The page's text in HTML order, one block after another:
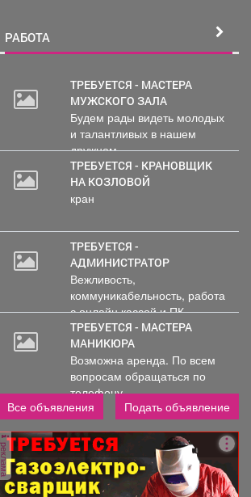
РАБОТА
ТРЕБУЕТСЯ - МАСТЕРА
МУЖСКОГО ЗАЛА
Будем рады видеть молодых
и талантливых в нашем
дружном...
ТРЕБУЕТСЯ - КРАНОВЩИК
НА КОЗЛОВОЙ
кран
ТРЕБУЕТСЯ -
АДМИНИСТРАТОР
Вежливость,
коммуникабельность, работа
с онлайн кассой и ПК
(программы...
ТРЕБУЕТСЯ - МАСТЕРА
МАНИКЮРА
Возможна аренда. По всем
вопросам обращаться по
телефону..
Все объявления
Подать объявление
реклама